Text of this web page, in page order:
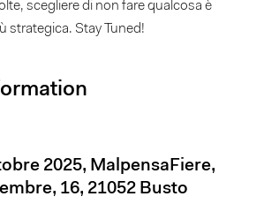
scegliere di non fare qualcosa è
strategica. Stay Tuned!
2025, MalpensaFiere,
16, 21052 Busto